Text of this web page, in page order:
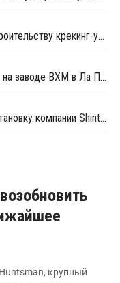
Axiall и Lotte Chemical приступили к строительству крекинг-установки в Луизиане
OxyChem снизила загрузку мощностей на заводе ВХМ в Ла Порте из-за технической неполадки
Toyo построит этиленовую крекинг-установку компании Shintech в США
крупный